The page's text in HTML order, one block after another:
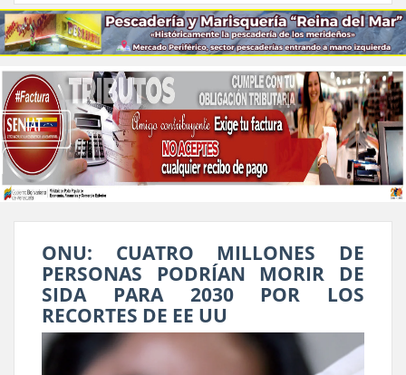
ONU: CUATRO MILLONES DE
PERSONAS PODRÍAN MORIR DE
SIDA PARA 2030 POR LOS
RECORTES DE EE UU